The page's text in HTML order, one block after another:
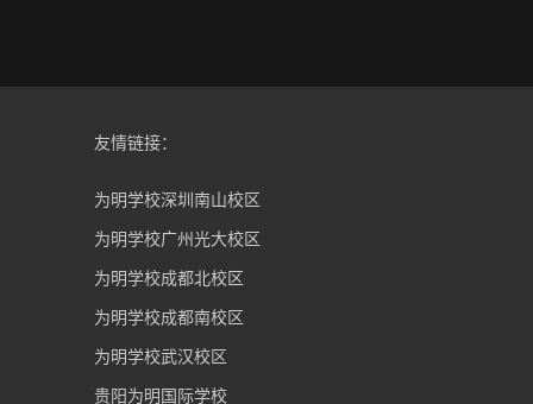
友情链接：
为明学校深圳南山校区
为明学校广州光大校区
为明学校成都北校区
为明学校成都南校区
为明学校武汉校区
贵阳为明国际学校